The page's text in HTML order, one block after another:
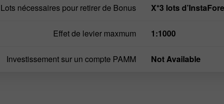
Lots nécessaires pour retirer de Bonus X*3 lots
Effet de levier maxmum 1:1000
Investissement sur un compte PAMM Not Available
Ouvrir un
Ouvrir